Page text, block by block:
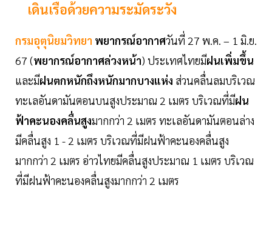
เดินเรือด้วยความระมัดระวัง
กรมอุตุนิยมวิทยา พยากรณ์อากาศวันที่ 27 พ.ค. – 1 มิ.ย.
67 (พยากรณ์อากาศล่วงหน้า) ประเทศไทยมีฝนเพิ่มขึ้น
และมีฝนตกหนักถึงหนักมากบางแห่ง ส่วนคลื่นลมบริเวณ
ทะเลอันดามันตอนบนสูงประมาณ 2 เมตร บริเวณที่มีฝน
ฟ้าคะนองคลื่นสูงมากกว่า 2 เมตร ทะเลอันดามันตอนล่าง
มีคลื่นสูง 1 - 2 เมตร บริเวณที่มีฝนฟ้าคะนองคลื่นสูง
มากกว่า 2 เมตร อ่าวไทยมีคลื่นสูงประมาณ 1 เมตร บริเวณ
ที่มีฝนฟ้าคะนองคลื่นสูงมากกว่า 2 เมตร